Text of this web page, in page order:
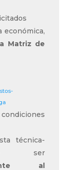
económica,
Matriz de
técnica-
ser
al